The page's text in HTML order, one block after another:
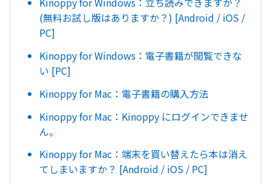
(無料お試し版はありますか？) [Android / iOS /
PC]
Kinoppy for Windows：電子書籍が閲覧できな
い [PC]
Kinoppy for Mac：電子書籍の購入方法
Kinoppy for Mac：Kinoppy にログインできませ
ん。
Kinoppy for Mac：端末を買い替えたら本は消え
てしまいますか？ [Android / iOS / PC]